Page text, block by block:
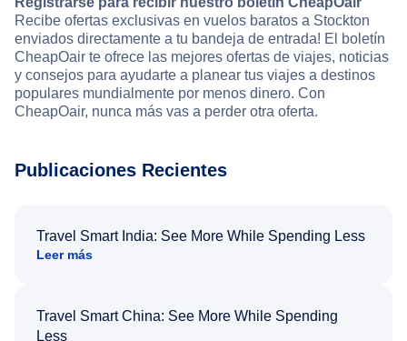
Recibe ofertas exclusivas en vuelos baratos a Stockton
enviados directamente a tu bandeja de entrada! El boletín
CheapOair te ofrece las mejores ofertas de viajes, noticias
y consejos para ayudarte a planear tus viajes a destinos
populares mundialmente por menos dinero. Con
CheapOair, nunca más vas a perder otra oferta.
Publicaciones Recientes
Travel Smart India: See More While Spending Less
Leer más
Travel Smart China: See More While Spending
Less